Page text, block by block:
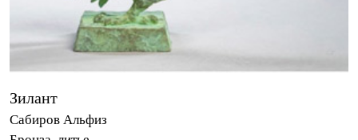
Зилант
Сабиров Альфиз